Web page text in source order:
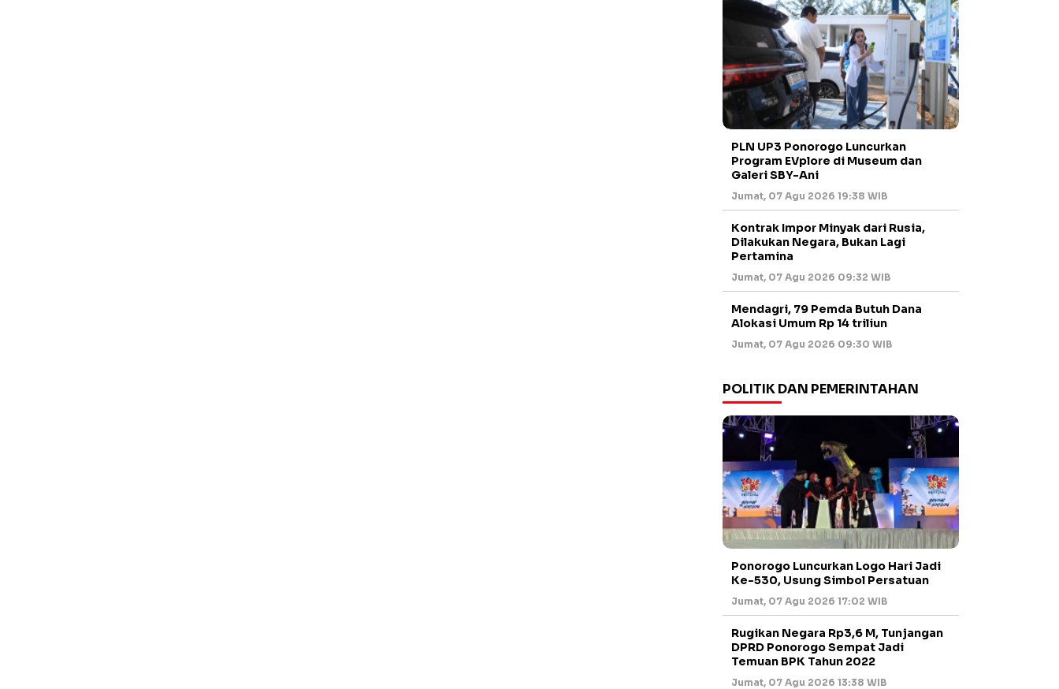
PLN UP3 Ponorogo Luncurkan
Program EVplore di Museum dan
Galeri SBY-Ani
Jumat, 07 Agu 2026 19:38 WIB
Kontrak Impor Minyak dari Rusia,
Dilakukan Negara, Bukan Lagi
Pertamina
Jumat, 07 Agu 2026 09:32 WIB
Mendagri, 79 Pemda Butuh Dana
Alokasi Umum Rp 14 triliun
Jumat, 07 Agu 2026 09:30 WIB
POLITIK DAN PEMERINTAHAN
Ponorogo Luncurkan Logo Hari Jadi
Ke-530, Usung Simbol Persatuan
Jumat, 07 Agu 2026 17:02 WIB
Rugikan Negara Rp3,6 M, Tunjangan
DPRD Ponorogo Sempat Jadi
Temuan BPK Tahun 2022
Jumat, 07 Agu 2026 13:38 WIB